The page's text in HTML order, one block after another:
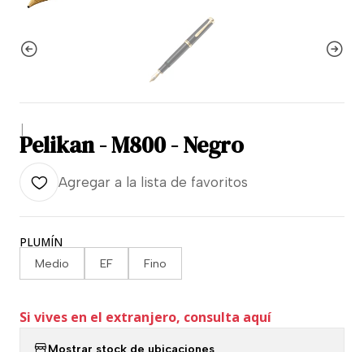
|
Pelikan - M800 - Negro
Agregar a la lista de favoritos
PLUMÍN
Medio EF Fino
Si vives en el extranjero, consulta aquí
Mostrar stock de ubicaciones